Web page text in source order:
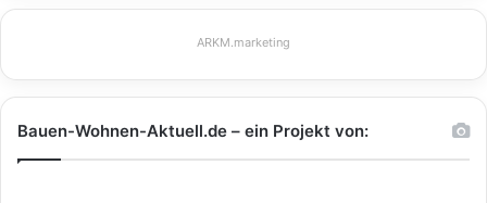
ARKM.marketing
Bauen-Wohnen-Aktuell.de – ein Projekt von: